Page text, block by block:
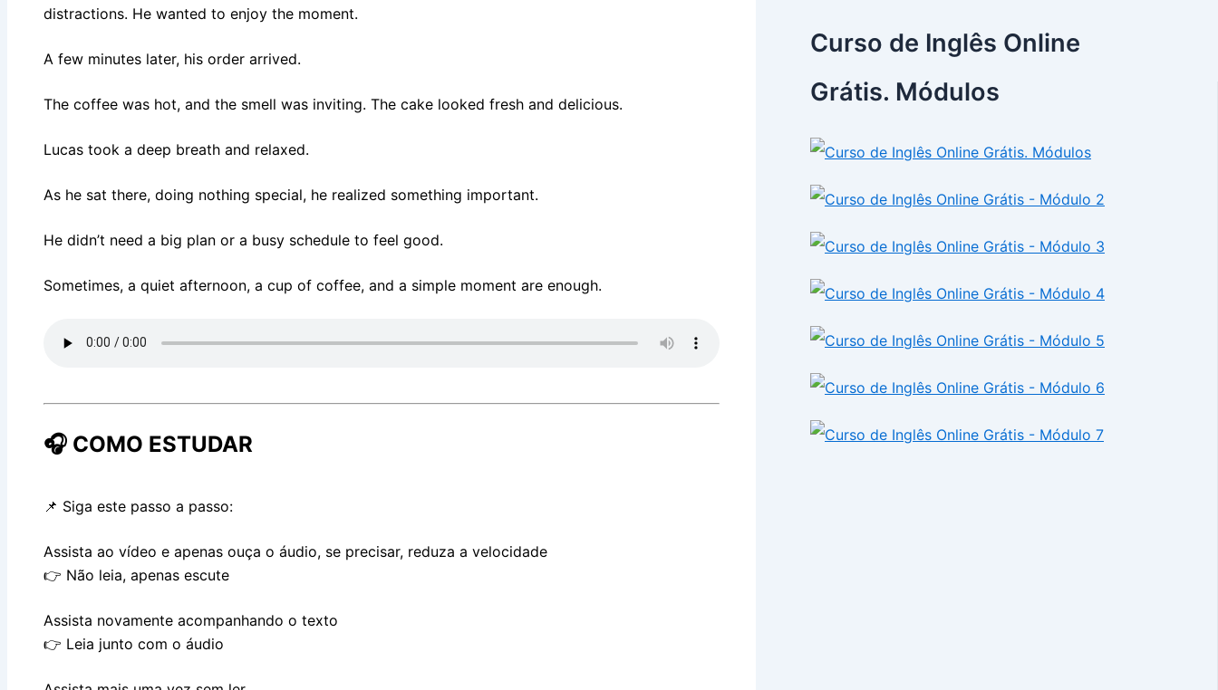
distractions. He wanted to enjoy the moment.
A few minutes later, his order arrived.
The coffee was hot, and the smell was inviting. The cake looked fresh and delicious.
Lucas took a deep breath and relaxed.
As he sat there, doing nothing special, he realized something important.
He didn’t need a big plan or a busy schedule to feel good.
Sometimes, a quiet afternoon, a cup of coffee, and a simple moment are enough.
🎧 COMO ESTUDAR
📌 Siga este passo a passo:
Assista ao vídeo e apenas ouça o áudio, se precisar, reduza a velocidade
👉 Não leia, apenas escute
Assista novamente acompanhando o texto
👉 Leia junto com o áudio
Curso de Inglês Online
Grátis. Módulos